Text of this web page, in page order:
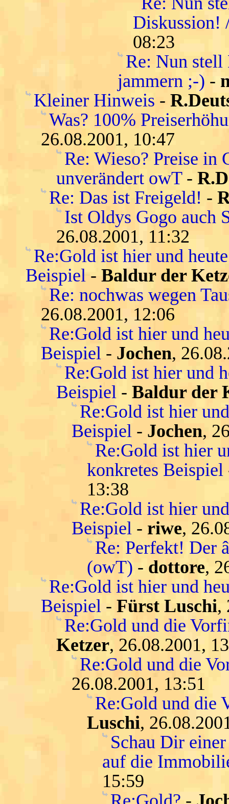
Diskussion!
08:23
Re: Nun
jammern ;-) -
Kleiner Hinweis -
Was? 100%
26.08.2001, 10:47
Re: Wieso? Preise
unverändert owT-
Re: Das ist Freigeld! -
Ist Oldys Gogo auch
26.08.2001, 11:32
Re:Gold ist hier und
Beispiel - Baldur der
Re: nochwas wegen
26.08.2001, 12:06
Re:Gold ist hier und
Beispiel - Jochen,
Re:Gold ist hier und
Beispiel - Baldur der
Re:Gold ist hier
Beispiel - Jochen,
Re:Gold ist hier
konkretes Beispiel
13:38
Re:Gold ist hier
Beispiel - riwe,
Re: Perfekt! Der
(owT) - dottore,
Re:Gold ist hier und
Beispiel - Fürst Luschi,
Re:Gold und die
Ketzer, 26.08.2001,
Re:Gold und die
26.08.2001, 13:51
Re:Gold und die
Luschi,
Schau Dir
auf die
15:59